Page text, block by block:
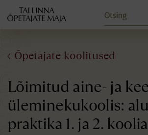
Õpetajate koolitused
Lõimitud aine- ja
üleminekukoolis:
praktika 1. ja 2.